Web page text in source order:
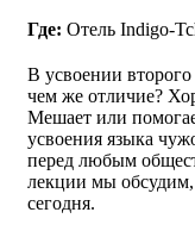
Где: Отель Indigo-
В усвоении
чем же отличие?
Мешает или
усвоения языка
перед любым
лекции мы
сегодня.